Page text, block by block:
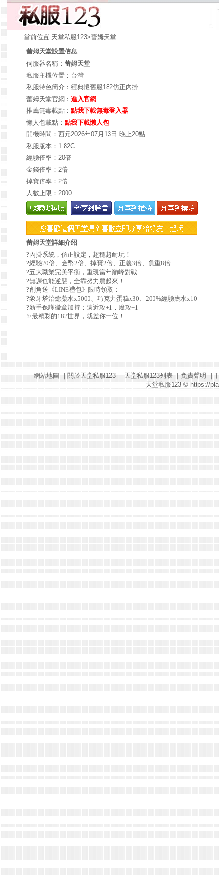
當前位置:天堂私服123>蕾姆天堂
蕾姆天堂設置信息
伺服器名稱： 蕾姆天堂
私服主機位置：台灣
私服特色簡介：經典懷舊服182仿正內掛
蕾姆天堂官網： 進入官網
推薦無毒載點： 點我下載無毒登入器
懶人包載點： 點我下載懶人包
開機時間：西元2026年07月13日 晚上20點
私服版本：1.82C
經驗倍率：20倍
金錢倍率：2倍
掉寶倍率：2倍
人數上限：2000
蕾姆天堂詳細介绍
?內掛系統，仿正設定，超穩超耐玩！
?經驗20倍、金幣2倍、掉寶2倍、正義3倍、負重8倍
?五大職業完美平衡，重現當年巔峰對戰
?無課也能逆襲，全靠努力農起來！
?創角送《LINE禮包》限時領取：
?象牙塔治癒藥水x5000、巧克力蛋糕x30、200%經驗藥水x10
?新手保護徽章加持：遠近攻+1，魔攻+1
✨最精彩的182世界，就差你一位！
網站地圖 ｜ 關於天堂私服123｜ 天堂私服123列表｜ 免責聲明 ｜
天堂私服123© https://